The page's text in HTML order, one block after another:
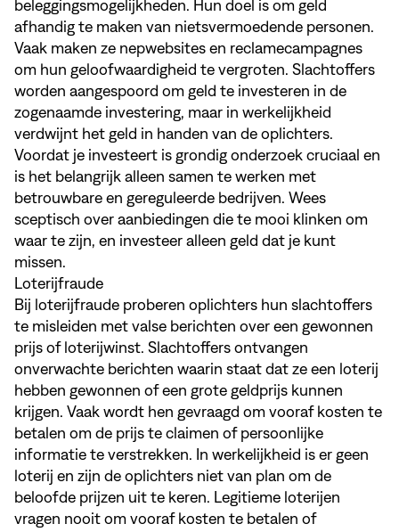
beleggingsmogelijkheden. Hun doel is om geld
afhandig te maken van nietsvermoedende personen.
Vaak maken ze nepwebsites en reclamecampagnes
om hun geloofwaardigheid te vergroten. Slachtoffers
worden aangespoord om geld te investeren in de
zogenaamde investering, maar in werkelijkheid
verdwijnt het geld in handen van de oplichters.
Voordat je investeert is grondig onderzoek cruciaal en
is het belangrijk alleen samen te werken met
betrouwbare en gereguleerde bedrijven. Wees
sceptisch over aanbiedingen die te mooi klinken om
waar te zijn, en investeer alleen geld dat je kunt
missen.
Loterijfraude
Bij loterijfraude proberen oplichters hun slachtoffers
te misleiden met valse berichten over een gewonnen
prijs of loterijwinst. Slachtoffers ontvangen
onverwachte berichten waarin staat dat ze een loterij
hebben gewonnen of een grote geldprijs kunnen
krijgen. Vaak wordt hen gevraagd om vooraf kosten te
betalen om de prijs te claimen of persoonlijke
informatie te verstrekken. In werkelijkheid is er geen
loterij en zijn de oplichters niet van plan om de
beloofde prijzen uit te keren. Legitieme loterijen
vragen nooit om vooraf kosten te betalen of